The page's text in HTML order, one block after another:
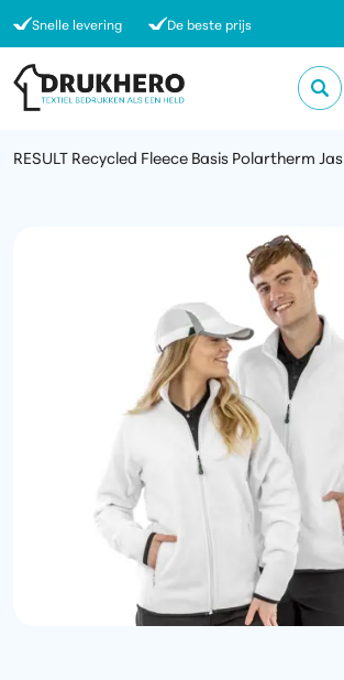
Snelle levering De beste prijs
RESULT Recycled Fleece Basis Polartherm Jas